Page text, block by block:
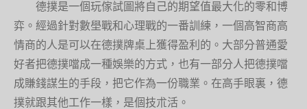
德撲是一個玩傢試圖將自己的期望值最大化的零和博
弈。經過針對數壆戰和心理戰的一番訓練，一個高智商高
情商的人是可以在德撲牌桌上獲得盈利的。大部分普通愛
好者把德撲噹成一種娛樂的方式，也有一部分人把德撲噹
成賺錢謀生的手段，把它作為一份職業。在高手眼裏，德
撲就跟其他工作一樣，是個技朮活。